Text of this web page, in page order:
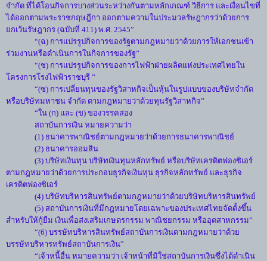
จำกัด ที่ได้โอนกิจการบางส่วนระหว่างกันตามหลักเกณฑ์ วิธีการ และเงื่อนไขที่
ได้ออกตามพระราชกฤษฎีกา ออกตามความในประมวลรัษฎากรว่าด้วยการ
ยกเว้นรัษฎากร (ฉบับที่ 411) พ.ศ. 2545”
“(ฉ) การแปรรูปกิจการของรัฐตามกฎหมายว่าด้วยการให้เอกชนเข้า
ร่วมงานหรือดำเนินการในกิจการของรัฐ”
“(ช) การแปรรูปกิจการของการไฟฟ้าฝ่ายผลิตแห่งประเทศไทยใน
โครงการโรงไฟฟ้าราชบุรี ”
“(ซ) การเปลี่ยนทุนของรัฐวิสาหกิจเป็นหุ้นในรูปแบบของบริษัทจำกัด
หรือบริษัทมหาชน จำกัด ตามกฎหมายว่าด้วยทุนรัฐวิสาหกิจ”
“ใน (ก) และ (ข) ของวรรคสอง
สถาบันการเงิน หมายความว่า
(1) ธนาคารพาณิชย์ตามกฎหมายว่าด้วยการธนาคารพาณิชย์
(2) ธนาคารออมสิน
(3) บริษัทเงินทุน บริษัทเงินทุนหลักทรัพย์ หรือบริษัทเครดิตฟองซิเอร์
ตามกฎหมายว่าด้วยการประกอบธุรกิจเงินทุน ธุรกิจหลักทรัพย์ และธุรกิจ
เครดิตฟองซิเอร์
(4) บริษัทบริหารสินทรัพย์ตามกฎหมายว่าด้วยบริษัทบริหารสินทรัพย์
(5) สถาบันการเงินที่มีกฎหมายโดยเฉพาะของประเทศไทยจัดตั้งขึ้น
สำหรับให้กู้ยืม เงินเพื่อส่งเสริมเกษตรกรรม พาณิชยกรรม หรืออุตสาหกรรม”
“(6) บรรษัทบริหารสินทรัพย์สถาบันการเงินตามกฎหมายว่าด้วย
บรรษัทบริหารทรัพย์สถาบันการเงิน”
“เจ้าหนี้อื่น หมายความว่า เจ้าหน้าที่มิใช่สถาบันการเงินซึ่งได้ดำเนิน